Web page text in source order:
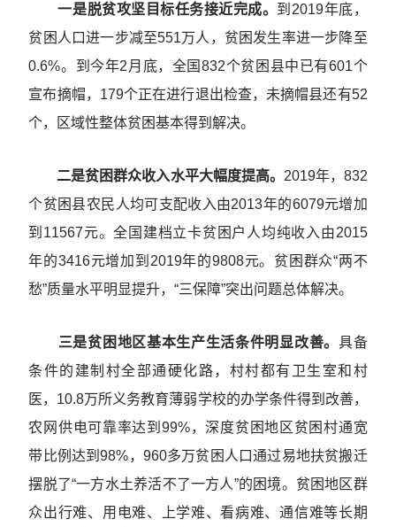
一是脱贫攻坚目标任务接近完成。 到2019年底，
贫困人口进一步减至551万人，贫困发生率进一步降至
0.6%。到今年2月底，全国832个贫困县中已有601个
宣布摘帽，179个正在进行退出检查，未摘帽县还有52
个，区域性整体贫困基本得到解决。
二是贫困群众收入水平大幅度提高。 2019年，832
个贫困县农民人均可支配收入由2013年的6079元增加
到11567元。全国建档立卡贫困户人均纯收入由2015
年的3416元增加到2019年的9808元。贫困群众“两不
愁”质量水平明显提升，“三保障”突出问题总体解决。
三是贫困地区基本生产生活条件明显改善。 具备
条件的建制村全部通硬化路，村村都有卫生室和村
医，10.8万所义务教育薄弱学校的办学条件得到改善，
农网供电可靠率达到99%，深度贫困地区贫困村通宽
带比例达到98%，960多万贫困人口通过易地扶贫搬迁
摆脱了“一方水土养活不了一方人”的困境。贫困地区群
众出行难、用电难、上学难、看病难、通信难等长期